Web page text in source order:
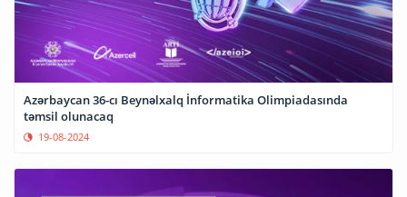
Azərbaycan 36-cı Beynəlxalq İnformatika Olimpiadasında
təmsil olunacaq
19-08-2024